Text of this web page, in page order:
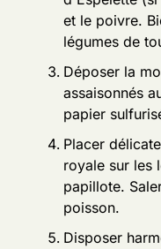
et le poivre.
légumes de
Déposer la
assaisonnés
papier
Placer
royale sur les
papillote.
poisson.
Disposer